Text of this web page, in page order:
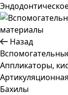
материалы
Назад
Аппликаторы,
Бахилы